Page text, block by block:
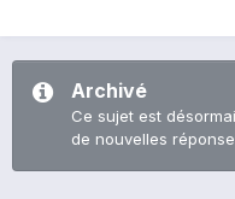
Archivé
Ce sujet est
de nouvelles